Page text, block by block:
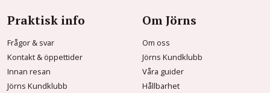
Praktisk info
Frågor & svar
Kontakt & öppettider
Innan resan
Jörns Kundklubb
Om Jörns
Om oss
Jörns Kundklubb
Våra guider
Hållbarhet